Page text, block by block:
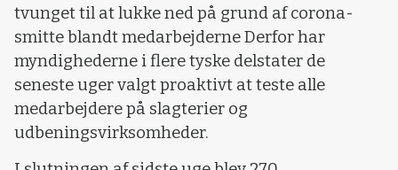
tvunget til at lukke ned på grund af corona-
smitte blandt medarbejderne Derfor har
myndighederne i flere tyske delstater de
seneste uger valgt proaktivt at teste alle
medarbejdere på slagterier og
udbeningsvirksomheder.